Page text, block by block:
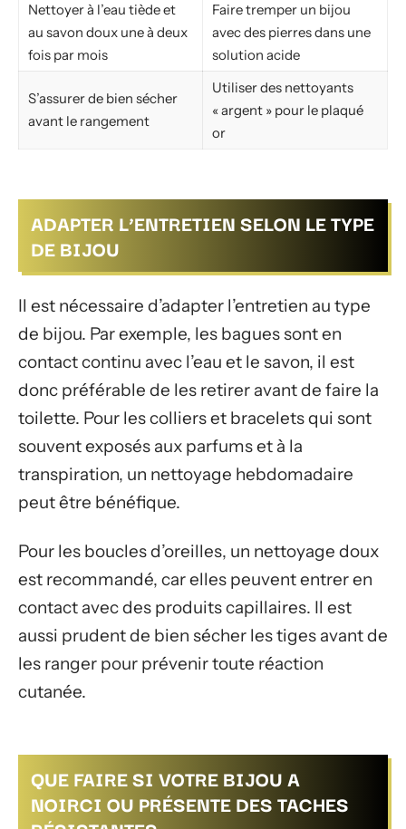
Nettoyer à l’eau tiède et
au savon doux une à deux
fois par mois
Faire tremper un bijou
avec des pierres dans une
solution acide
S’assurer de bien sécher
avant le rangement
Utiliser des nettoyants
« argent » pour le plaqué
or
ADAPTER L’ENTRETIEN SELON LE TYPE
DE BIJOU
Il est nécessaire d’adapter l’entretien au type
de bijou. Par exemple, les bagues sont en
contact continu avec l’eau et le savon, il est
donc préférable de les retirer avant de faire la
toilette. Pour les colliers et bracelets qui sont
souvent exposés aux parfums et à la
transpiration, un nettoyage hebdomadaire
peut être bénéfique.
Pour les boucles d’oreilles, un nettoyage doux
est recommandé, car elles peuvent entrer en
contact avec des produits capillaires. Il est
aussi prudent de bien sécher les tiges avant de
les ranger pour prévenir toute réaction
cutanée.
QUE FAIRE SI VOTRE BIJOU A
NOIRCI OU PRÉSENTE DES TACHES